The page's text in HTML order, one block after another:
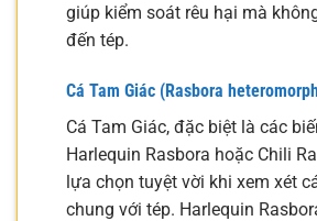
giúp kiểm soát rêu hại mà
đến tép.
Cá Tam Giác (Rasbora
Cá Tam Giác, đặc biệt là các
Harlequin Rasbora hoặc Chili
lựa chọn tuyệt vời khi xem xét
chung với tép. Harlequin